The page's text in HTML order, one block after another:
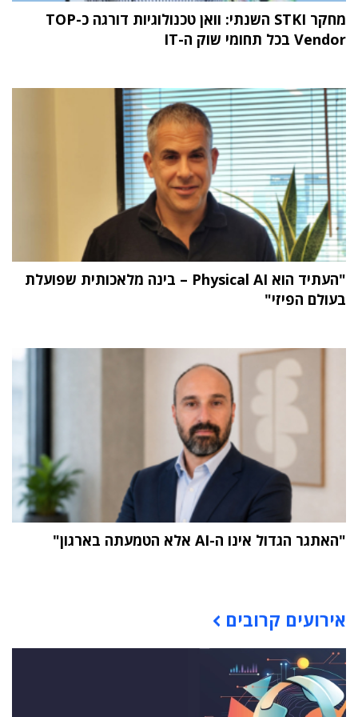
מחקר STKI השנתי: וואן טכנולוגיות דורגה כ-TOP
Vendor בכל תחומי שוק ה-IT
"העתיד הוא Physical AI – בינה מלאכותית שפועלת
בעולם הפיזי"
"האתגר הגדול אינו ה-AI אלא הטמעתה בארגון"
אירועים קרובים